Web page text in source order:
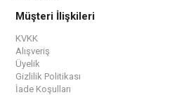
Müşteri İlişkileri
KVKK
Alışveriş
Üyelik
Gizlilik Politikası
İade Koşulları